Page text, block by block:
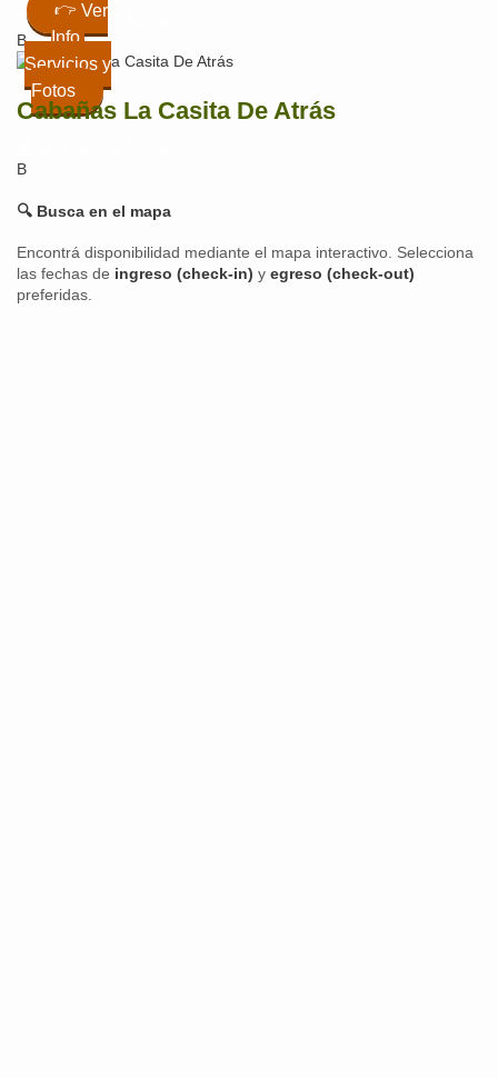
📆 Ver Precio x Noche
B
👉 Ver
Info,
Servicios y
Fotos
Cabañas La Casita De Atrás
B
🔍 Busca en el mapa
Encontrá disponibilidad mediante el mapa interactivo. Selecciona
las fechas de ingreso (check-in) y egreso (check-out)
preferidas.